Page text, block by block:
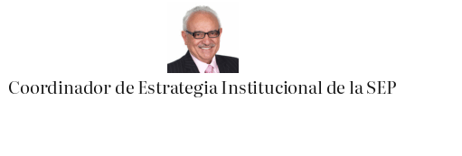
Coordinador de Estrategia Institucional de la SEP